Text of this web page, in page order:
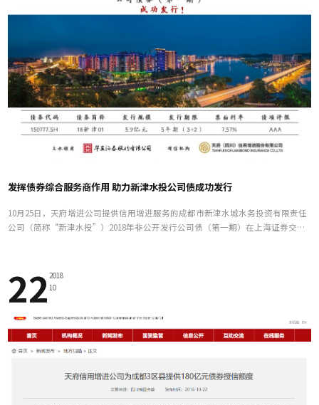
发挥债券综合服务商作用 助力新津水投公司债成功发行
10月25日，天府增进公司提供信用增进服务的成都市新津水城水务投资有限责任
公司（简称“新津水投”）2018年非公开发行公司债（第一期）在上海证券交易
222018
10